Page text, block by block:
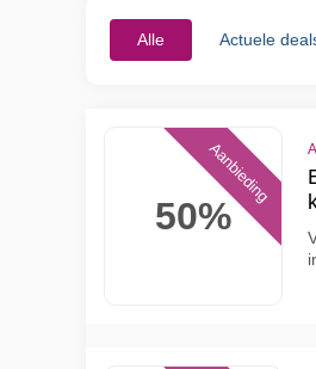
Alle Actuele
50%
Aanbieding